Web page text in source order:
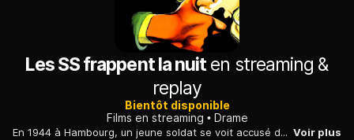
Les SS frappent la nuiten streaming &
replay
Bientôt disponible
Films en streaming
Drame
En 1944 à Hambourg, un jeune soldat se voit accusé des crimes sadiques commis par un demeuré doté d'une force herculéenne. Un commissaire tente de le disculper. Voir plus